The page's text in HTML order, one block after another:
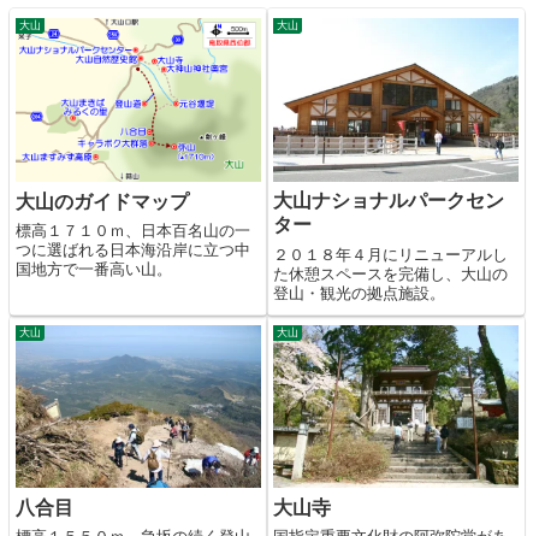
大山
大山のガイドマップ
標高１７１０ｍ、日本百名山の一
つに選ばれる日本海沿岸に立つ中
国地方で一番高い山。
大山
大山ナショナルパークセン
ター
２０１８年４月にリニューアルし
た休憩スペースを完備し、大山の
登山・観光の拠点施設。
大山
八合目
大山
大山寺